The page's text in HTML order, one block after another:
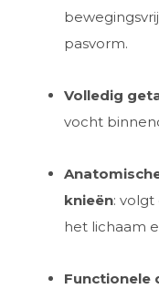
pasvorm.
Volledig
vocht
knieën:
het lichaam
Functionele